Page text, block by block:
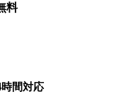
料
間対応